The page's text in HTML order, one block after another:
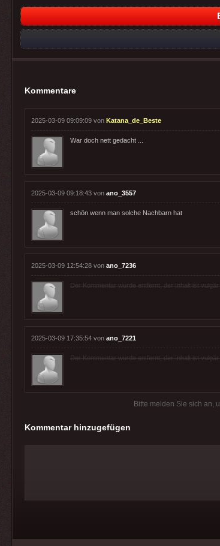
Kommentare
2025-03-09 09:09:09 von Katana_de_Beste
War doch nett gedacht ...
2025-03-09 09:18:43 von ano_3557
schön wenn man solche Nachbarn hat
2025-03-09 12:54:28 von ano_7236
Der Kommentar wurde entfernt, der Inhalt ist
2025-03-09 17:35:54 von ano_7221
Der Kommentar wurde entfernt, der Inhalt ist
Bitte melden Sie sich an,
Kommentar hinzugefügen